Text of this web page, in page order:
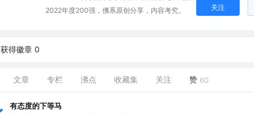
2022年度200强，佛系原创分享，内容考究。
关注
获得徽章 0
文章 专栏 沸点 收藏集 关注 赞 60
有态度的下等马